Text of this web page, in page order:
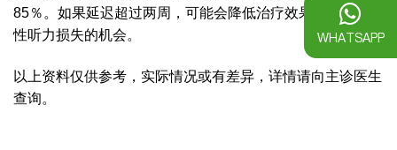
85％。如果延迟超过两周，可能会降低治疗效果并增加永久
性听力损失的机会。
以上资料仅供参考，实际情况或有差异，详情请向主诊医生
查询。
WHATSAPP